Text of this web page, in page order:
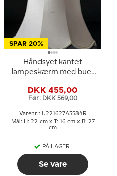
SPAR 20%
Håndsyet kantet
lampeskærm med buer
med off white silke
DKK 455,00
Før: DKK 569,00
Varenr.: U221627A3584R
Mål: H: 22 cm x T: 16 cm x B: 27
cm
PÅ LAGER
Se vare